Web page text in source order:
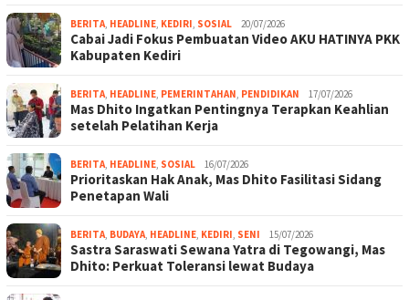
BERITA HEADLINE KEDIRI SOSIAL 20/07/2026
Cabai Jadi Fokus Pembuatan Video AKU HATINYA PKK
Kabupaten Kediri
BERITA HEADLINE PEMERINTAHAN PENDIDIKAN 17/07/2026
Mas Dhito Ingatkan Pentingnya Terapkan Keahlian
setelah Pelatihan Kerja
BERITA HEADLINE SOSIAL 16/07/2026
Prioritaskan Hak Anak, Mas Dhito Fasilitasi Sidang
Penetapan Wali
BERITA BUDAYA HEADLINE KEDIRI SENI 15/07/2026
Sastra Saraswati Sewana Yatra di Tegowangi, Mas
Dhito: Perkuat Toleransi lewat Budaya